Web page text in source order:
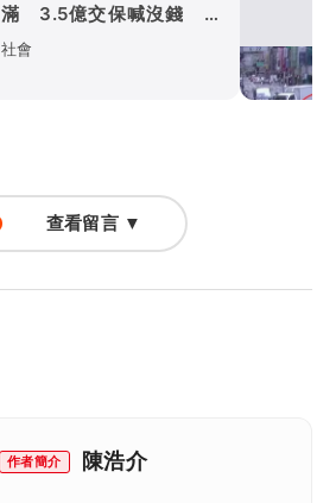
滿 3.5億交保喊沒錢 晚
間「這原因」當庭釋放
社會
查看留言 ▼
作者簡介 陳浩介